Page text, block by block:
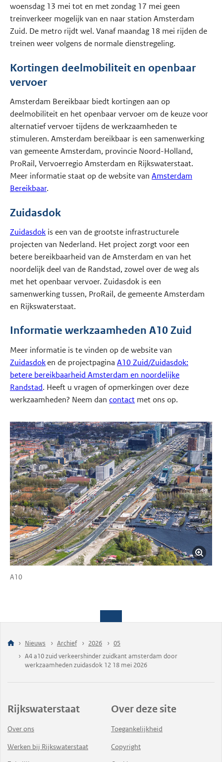
woensdag 13 mei tot en met zondag 17 mei geen
treinverkeer mogelijk van en naar station Amsterdam
Zuid. De metro rijdt wel. Vanaf maandag 18 mei rijden de
treinen weer volgens de normale dienstregeling.
Kortingen deelmobiliteit en openbaar
vervoer
Amsterdam Bereikbaar biedt kortingen aan op
deelmobiliteit en het openbaar vervoer om de keuze voor
alternatief vervoer tijdens de werkzaamheden te
stimuleren. Amsterdam bereikbaar is een samenwerking
van gemeente Amsterdam, provincie Noord-Holland,
ProRail, Vervoerregio Amsterdam en Rijkswaterstaat.
Meer informatie staat op de website vanAmsterdam
Bereikbaar.
Zuidasdok
Zuidasdok is een van de grootste infrastructurele
projecten van Nederland. Het project zorgt voor een
betere bereikbaarheid van de Amsterdam en van het
noordelijk deel van de Randstad, zowel over de weg als
met het openbaar vervoer. Zuidasdok is een
samenwerking tussen, ProRail, de gemeente Amsterdam
en Rijkswaterstaat.
Informatie werkzaamheden A10 Zuid
Meer informatie is te vinden op de website van
Zuidasdoken de projectpaginaA10 Zuid/Zuidasdok:
betere bereikbaarheid Amsterdam en noordelijke
Randstad. Heeft u vragen of opmerkingen over deze
werkzaamheden? Neem dancontact met ons op.
A10
Nieuws Archief 2026
05
A4 a10 zuid verkeershinder zuidkant amsterdam door
werkzaamheden zuidasdok 12 18 mei 2026
Rijkswaterstaat
Over ons
Werken bij Rijkswaterstaat
Over deze site
Toegankelijkheid
Copyright